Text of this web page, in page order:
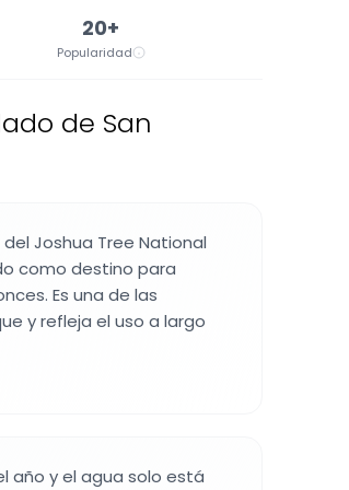
20+
Popularidad
de San
Joshua Tree National
como destino para
Es una de las
y refleja el uso a largo
año y el agua solo está